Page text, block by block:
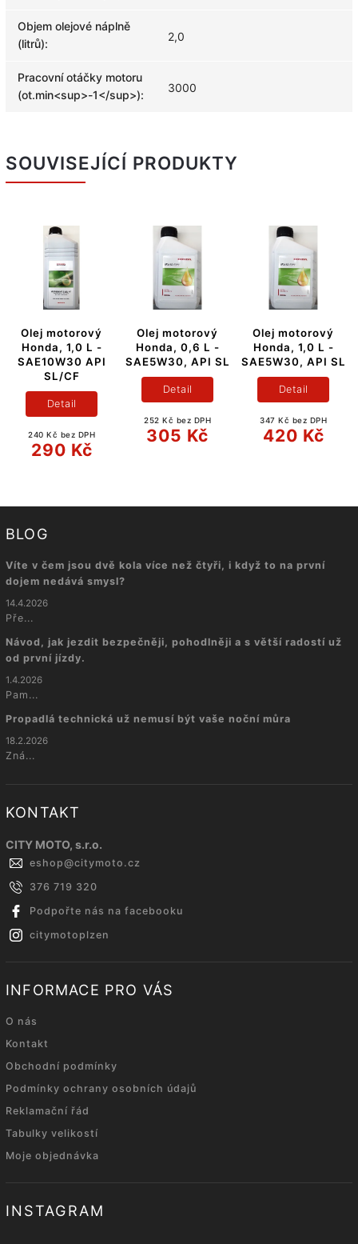
Objem olejové náplně
(litrů):
2,0
Pracovní otáčky motoru
(ot.min<sup>-1</sup>):
3000
SOUVISEJÍCÍ PRODUKTY
Olej motorový
Honda, 1,0 L -
SAE10W30 API
SL/CF
240 Kč bez DPH
290 Kč
Detail
Olej motorový
Honda, 0,6 L -
SAE5W30, API SL
252 Kč bez DPH
305 Kč
Detail
Olej motorový
Honda, 1,0 L -
SAE5W30, API SL
347 Kč bez DPH
420 Kč
Detail
BLOG
Víte v čem jsou dvě kola více než čtyři, i když to na první
dojem nedává smysl?
14.4.2026
Pře...
Návod, jak jezdit bezpečněji, pohodlněji a s větší radostí už
od první jízdy.
1.4.2026
Pam...
Propadlá technická už nemusí být vaše noční můra
18.2.2026
Zná...
KONTAKT
CITY MOTO, s.r.o.
eshop@citymoto.cz
376 719 320
Podpořte nás na facebooku
citymotoplzen
INFORMACE PRO VÁS
O nás
Kontakt
Obchodní podmínky
Podmínky ochrany osobních údajů
Reklamační řád
Tabulky velikostí
Moje objednávka
INSTAGRAM